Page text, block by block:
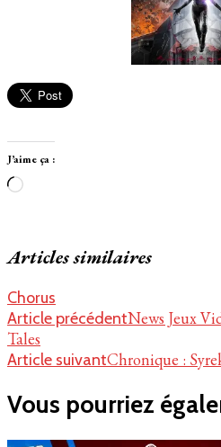
J’aime ça :
Chargement…
Articles similaires
Chorus
Navigation
d'article
Article précédentNews Jeux
Tales
Article suivantChronique :
Vous pourriez